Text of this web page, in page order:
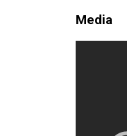
Media